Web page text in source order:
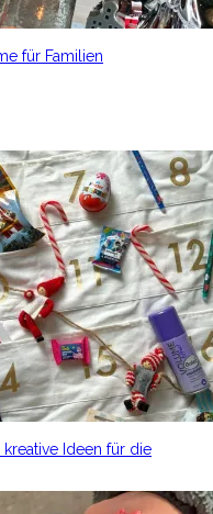
für Familien
Ideen für die